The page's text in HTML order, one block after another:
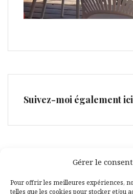
Gérer le
Pour offrir les meilleures expériences,
telles que les cookies pour stocker et/ou
Suivez-moi également
Facebook